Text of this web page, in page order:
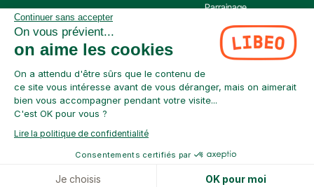
Libeo, société par actions simplifiée immatriculée au RCS de Créteil, dont le siège social
est situé au 112 Avenue de Paris, 94300 Vincennes, est enregistré auprès de l’Organisme
pour le Registre Unique des Intermédiaires en assurance, banque et finance (ORIAS) sous
le numéro 220 063 49 en tant que (i) courtier en opérations de banque et en services de
paiement (COBSP) et (ii) mandataire non exclusif en opération de Banque et Service de
Paiement (MOBSP) de la société SWAN (SIREN: 853 827 103). Les immatriculations COBSP
et MOBSP peuvent être vérifiées à tout moment sur le répertoire ORIAS accessible à
l’adresse suivante :
https://www.orias.fr/
Parrainage
Continuer sans accepter
On vous prévient...
on aime les cookies
On a attendu d'être sûrs que le contenu de
ce site vous intéresse avant de vous déranger, mais on aimerait
bien vous accompagner pendant votre visite...
C'est OK pour vous ?
Lire la politique de confidentialité
Consentements certifiés par
Je choisis OK pour moi